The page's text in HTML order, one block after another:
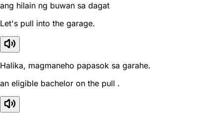
ang hilain ng buwan sa dagat
Let's pull into the garage.
Halika, magmaneho papasok sa garahe.
an eligible bachelor on the pull .